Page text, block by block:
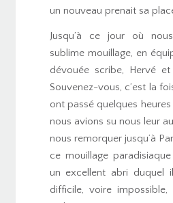
un nouveau prenait sa
Jusqu’à ce jour où
sublime mouillage, en
dévouée scribe, Hervé
Souvenez-vous, c’est la
ont passé quelques
nous avions su nous leur
nous remorquer jusqu’à
ce mouillage
un excellent abri duquel
difficile, voire